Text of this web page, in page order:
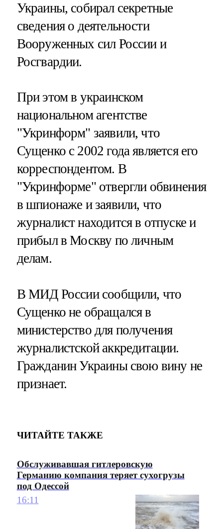
Украины, собирал секретные
сведения о деятельности
Вооруженных сил России и
Росгвардии.
При этом в украинском
национальном агентстве
"Укринформ" заявили, что
Сущенко с 2002 года является его
корреспондентом. В
"Укринформе" отвергли обвинения
в шпионаже и заявили, что
журналист находится в отпуске и
прибыл в Москву по личным
делам.
В МИД России сообщили, что
Сущенко не обращался в
министерство для получения
журналистской аккредитации.
Гражданин Украины свою вину не
признает.
ЧИТАЙТЕ ТАКЖЕ
Обслуживавшая гитлеровскую
Германию компания теряет сухогрузы
под Одессой
16:11